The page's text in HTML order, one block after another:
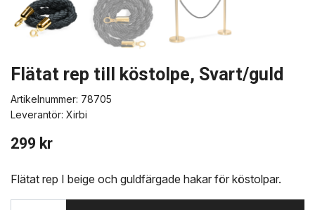
Flätat rep till köstolpe, Svart/guld
Artikelnummer: 78705
Leverantör: Xirbi
299 kr
Flätat rep I beige och guldfärgade hakar för köstolpar.